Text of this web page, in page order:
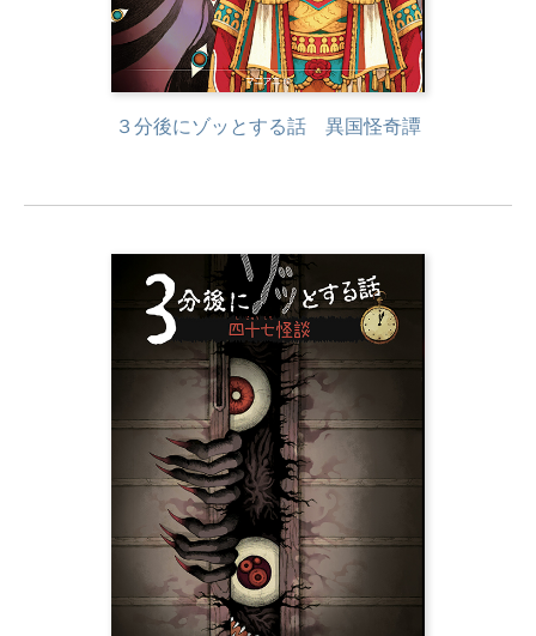
３分後にゾッとする話 異国怪奇譚